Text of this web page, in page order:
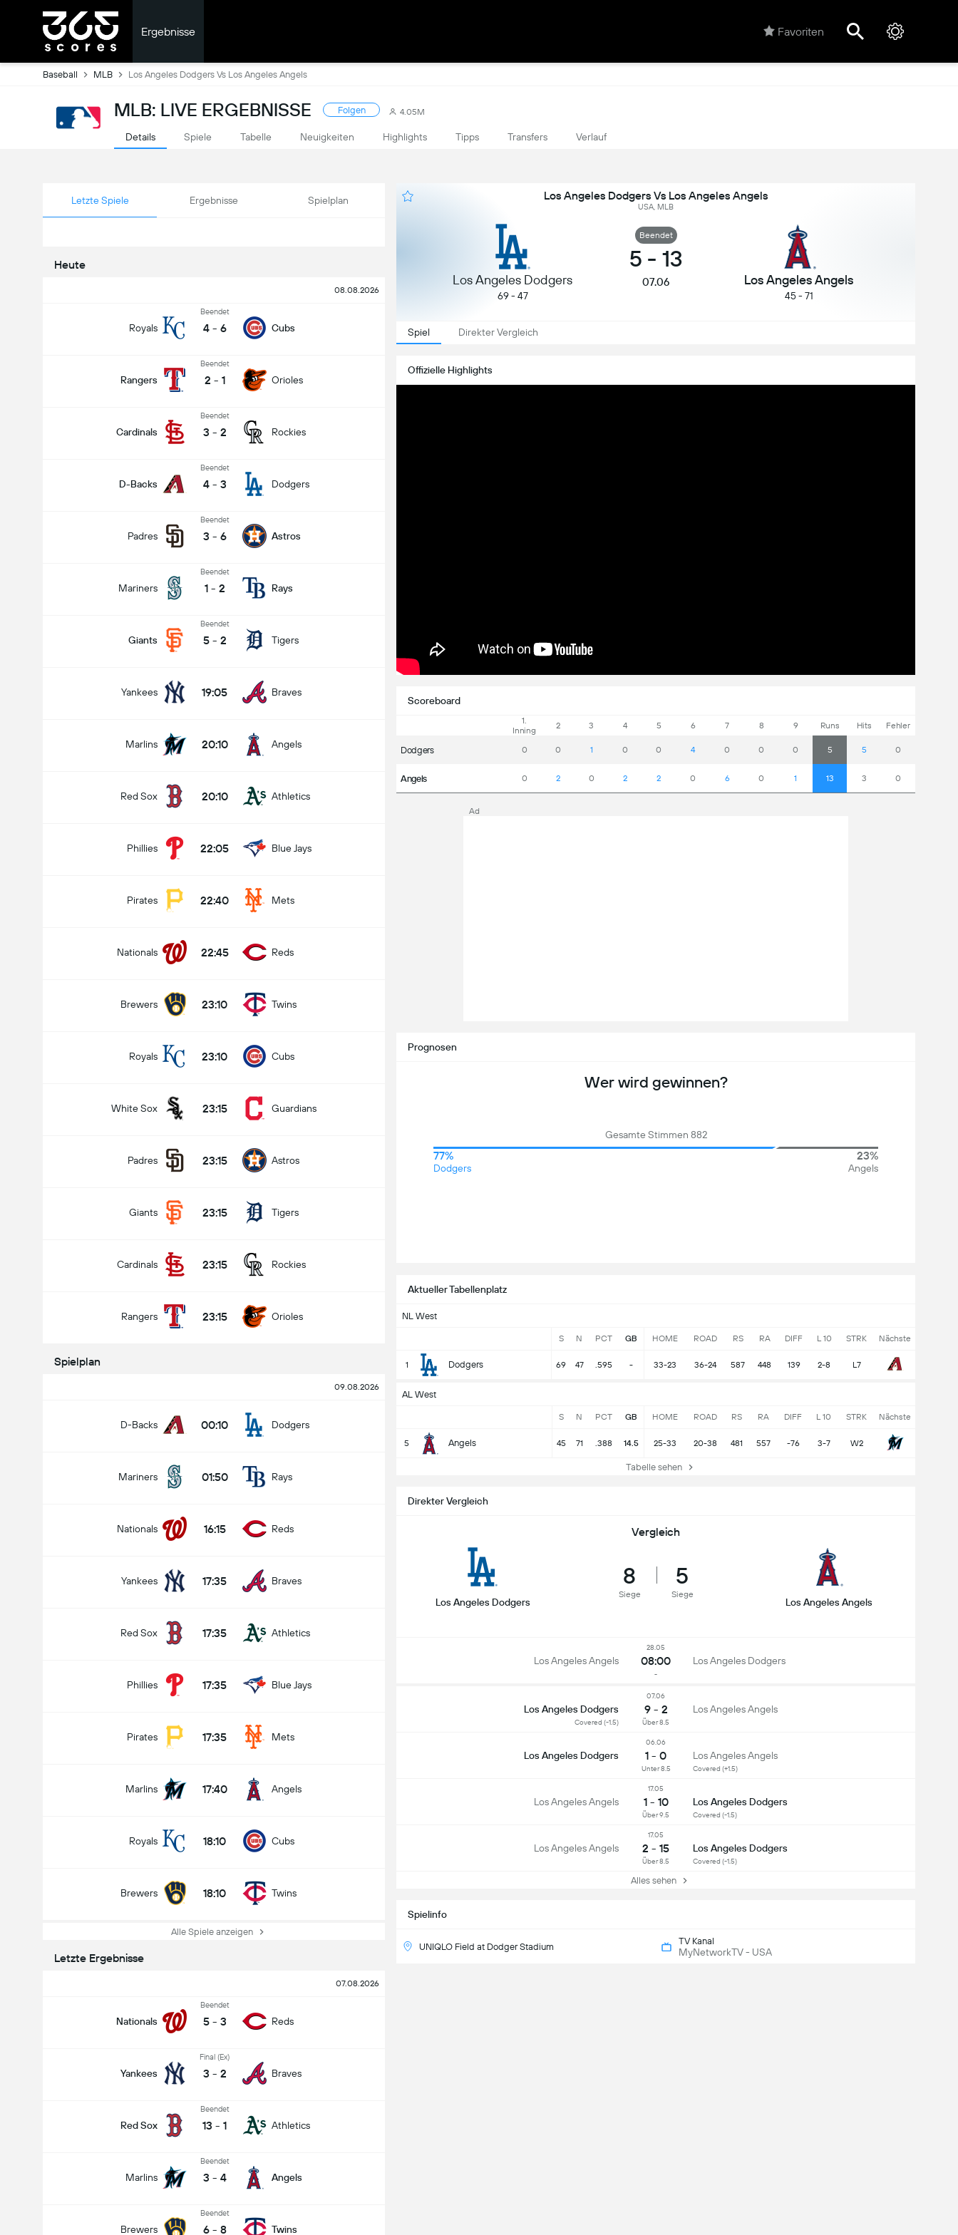
Ergebnisse Favoriten
Baseball MLB Los Angeles Dodgers Vs Los Angeles Angels
MLB: LIVE ERGEBNISSE Folgen 4.05M
Details Spiele Tabelle Neuigkeiten Highlights Tipps Transfers Verlauf
Letzte Spiele Ergebnisse Spielplan
Heute
08.08.2026
Royals
Beendet
4 - 6 Cubs
Rangers
Beendet
2 - 1 Orioles
Cardinals
Beendet
3 - 2 Rockies
D-Backs
Beendet
4 - 3 Dodgers
Padres
Beendet
3 - 6 Astros
Mariners
Beendet
1 - 2 Rays
Giants
Beendet
5 - 2 Tigers
Yankees 19:05 Braves
Marlins 20:10 Angels
Red Sox 20:10 Athletics
Phillies 22:05 Blue Jays
Pirates 22:40 Mets
Nationals 22:45 Reds
Brewers 23:10 Twins
Royals 23:10 Cubs
White Sox 23:15 Guardians
Padres 23:15 Astros
Giants 23:15 Tigers
Cardinals 23:15 Rockies
Rangers 23:15 Orioles
Spielplan
09.08.2026
D-Backs 00:10 Dodgers
Mariners 01:50 Rays
Nationals 16:15 Reds
Yankees 17:35 Braves
Red Sox 17:35 Athletics
Phillies 17:35 Blue Jays
Pirates 17:35 Mets
Marlins 17:40 Angels
Royals 18:10 Cubs
Brewers 18:10 Twins
Alle Spiele anzeigen
Letzte Ergebnisse
07.08.2026
Nationals
Beendet
5 - 3 Reds
Yankees
Final (Ex)
3 - 2 Braves
Red Sox
Beendet
13 - 1 Athletics
Marlins
Beendet
3 - 4 Angels
Brewers
Beendet
6 - 8 Twins
Los Angeles Dodgers Vs Los Angeles Angels
USA, MLB
Los Angeles Dodgers
69 - 47
Beendet
5 - 13
07.06 Los Angeles Angels
45 - 71
Spiel Direkter Vergleich
Offizielle Highlights
Scoreboard
1.
Inning
2 3 4 5 6 7 8 9 Runs Hits Fehler
Dodgers 0 0 1 0 0 4 0 0 0 5 5 0
Angels 0 2 0 2 2 0 6 0 1 13 3 0
Spielinfo
UNIQLO Field at Dodger Stadium
TV Kanal
MyNetworkTV - USA
Aktueller Tabellenplatz
NL West
S N PCT GB HOME ROAD RS RA DIFF L 10 STRK Nächste
1 Dodgers 69 47 .595 - 33-23 36-24 587 448 139 2-8 L7
AL West
S N PCT GB HOME ROAD RS RA DIFF L 10 STRK Nächste
5 Angels 45 71 .388 14.5 25-33 20-38 481 557 -76 3-7 W2
Tabelle sehen
Prognosen
Wer wird gewinnen?
Gesamte Stimmen 882
77%
Dodgers
23%
Angels
Direkter Vergleich
Vergleich
Los Angeles Dodgers
8
Siege
5
Siege
Los Angeles Angels
Los Angeles Angels
28.05
08:00 Los Angeles Dodgers
-
Los Angeles Dodgers
Covered (-1.5)
07.06
9 - 2 Los Angeles Angels
Über 8.5
Los Angeles Dodgers
06.06
1 - 0 Los Angeles Angels
Covered (+1.5)
Unter 8.5
Los Angeles Angels
17.05
1 - 10 Los Angeles Dodgers
Covered (-1.5)
Über 9.5
Los Angeles Angels
17.05
2 - 15 Los Angeles Dodgers
Covered (-1.5)
Über 8.5
Alles sehen
Ad